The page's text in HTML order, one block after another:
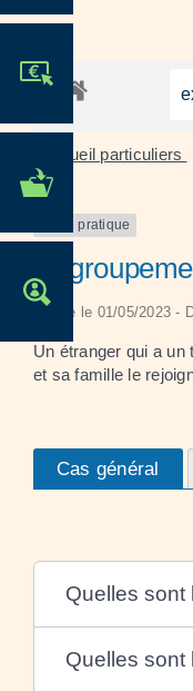
MES
OFFRES
Accueil particuliers
Fiche pratique
Vérifié le 01/05/2023 -
Un étranger qui a
et sa famille le
Cas général
Quelles sont
Quelles sont